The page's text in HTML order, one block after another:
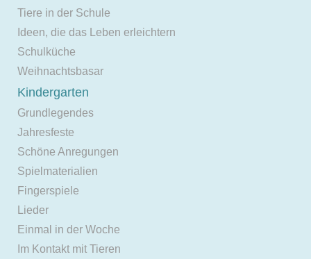
Tiere in der Schule
Ideen, die das Leben erleichtern
Schulküche
Weihnachtsbasar
Kindergarten
Grundlegendes
Jahresfeste
Schöne Anregungen
Spielmaterialien
Fingerspiele
Lieder
Einmal in der Woche
Im Kontakt mit Tieren